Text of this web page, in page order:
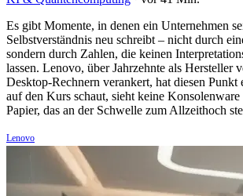
Es gibt Momente, in denen ein Unternehmen
Selbstverständnis neu schreibt – nicht durch
sondern durch Zahlen, die keinen
lassen. Lenovo, über Jahrzehnte als Hersteller
Desktop-Rechnern verankert, hat diesen Punkt
auf den Kurs schaut, sieht keine Konsolenware
Papier, das an der Schwelle zum Allzeithoch
Lenovo